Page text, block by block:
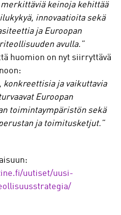
merkittäviä keinoja kehittää
innovaatioita sekä
ja Euroopan
avulla.”
huomion on nyt siirryttävä
konkreettisia ja vaikuttavia
Euroopan
toimintaympäristön sekä
ja toimitusketjut.”
uutiset/uusi-